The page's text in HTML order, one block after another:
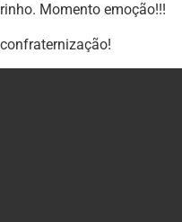
Momento emoção!!!